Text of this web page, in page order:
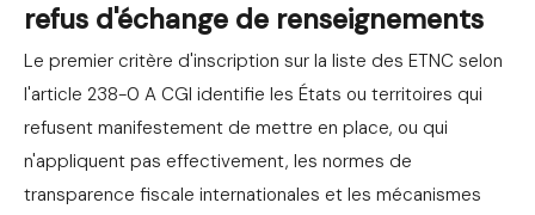
refus d'échange de renseignements
Le premier critère d'inscription sur la liste des ETNC selon
l'article 238-0 A CGI identifie les États ou territoires qui
refusent manifestement de mettre en place, ou qui
n'appliquent pas effectivement, les normes de
transparence fiscale internationales et les mécanismes